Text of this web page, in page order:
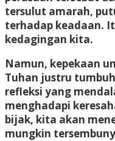
tersulut amarah,
terhadap keadaan.
kedagingan kita.
Namun, kepekaan
Tuhan justru
refleksi yang
menghadapi
bijak, kita akan
mungkin